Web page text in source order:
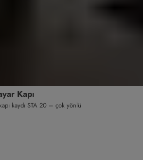
Kapı
kaydı STA 20 – çok yönlü